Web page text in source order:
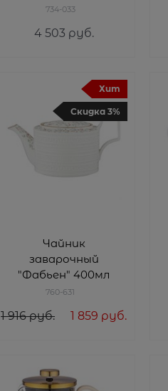
покрытием
734-033
4 503 руб.
Хит
Скидка 3%
Чайник
заварочный
"Фабьен" 400мл
760-631
1 916 руб. 1 859 руб.